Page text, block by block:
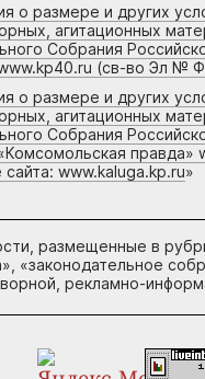
о размере и других
агитационных
Собрания
(св-во Эл №
о размере и других
агитационных
Собрания
сайта: www.kaluga.kp.ru»
размещенные в
«законодательное
рекламно-